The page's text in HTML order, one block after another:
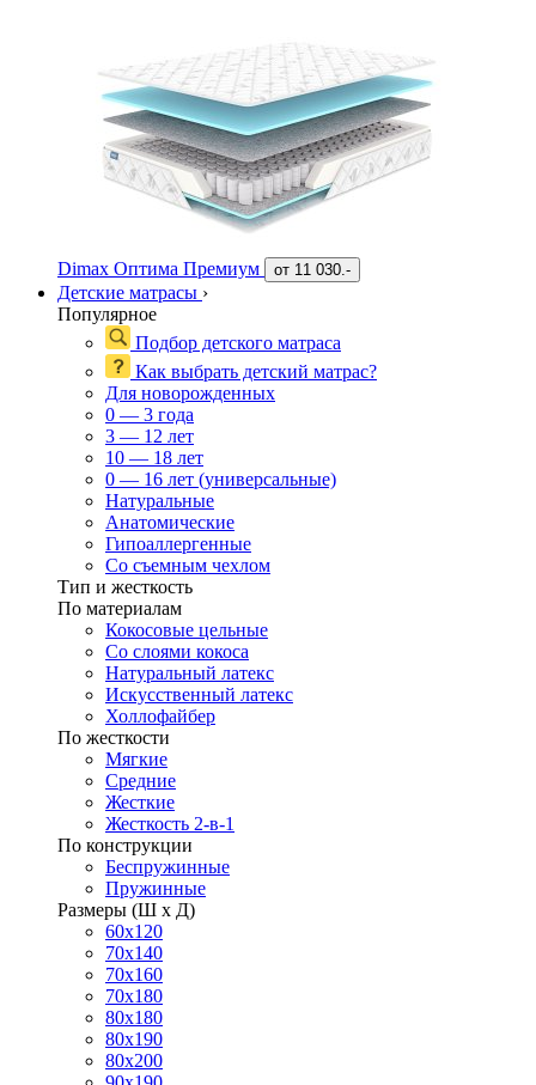
Dimax Оптима Премиум от 11 030.-
Детские матрасы ›
Популярное
Подбор детского матраса
Как выбрать детский матрас?
Для новорожденных
0 — 3 года
3 — 12 лет
10 — 18 лет
0 — 16 лет (универсальные)
Натуральные
Анатомические
Гипоаллергенные
Со съемным чехлом
Тип и жесткость
По материалам
Кокосовые цельные
Со слоями кокоса
Натуральный латекс
Искусственный латекс
Холлофайбер
По жесткости
Мягкие
Средние
Жесткие
Жесткость 2-в-1
По конструкции
Беспружинные
Пружинные
Размеры (Ш х Д)
60х120
70х140
70х160
70х180
80х180
80х190
80х200